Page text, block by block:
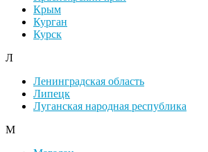
Крым
Курган
Курск
Л
Ленинградская область
Липецк
Луганская народная республика
М